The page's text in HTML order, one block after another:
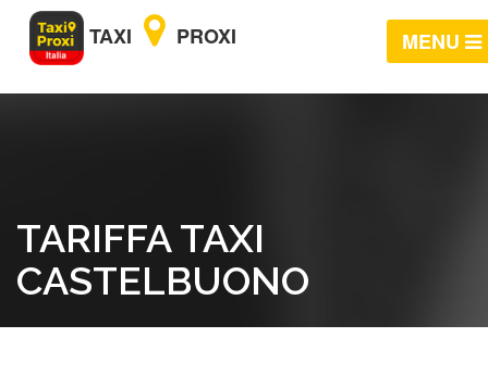
TAXI PROXI MENU
TARIFFA TAXI
CASTELBUONO